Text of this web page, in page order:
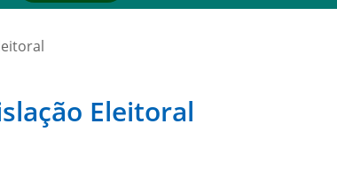
Eleitoral